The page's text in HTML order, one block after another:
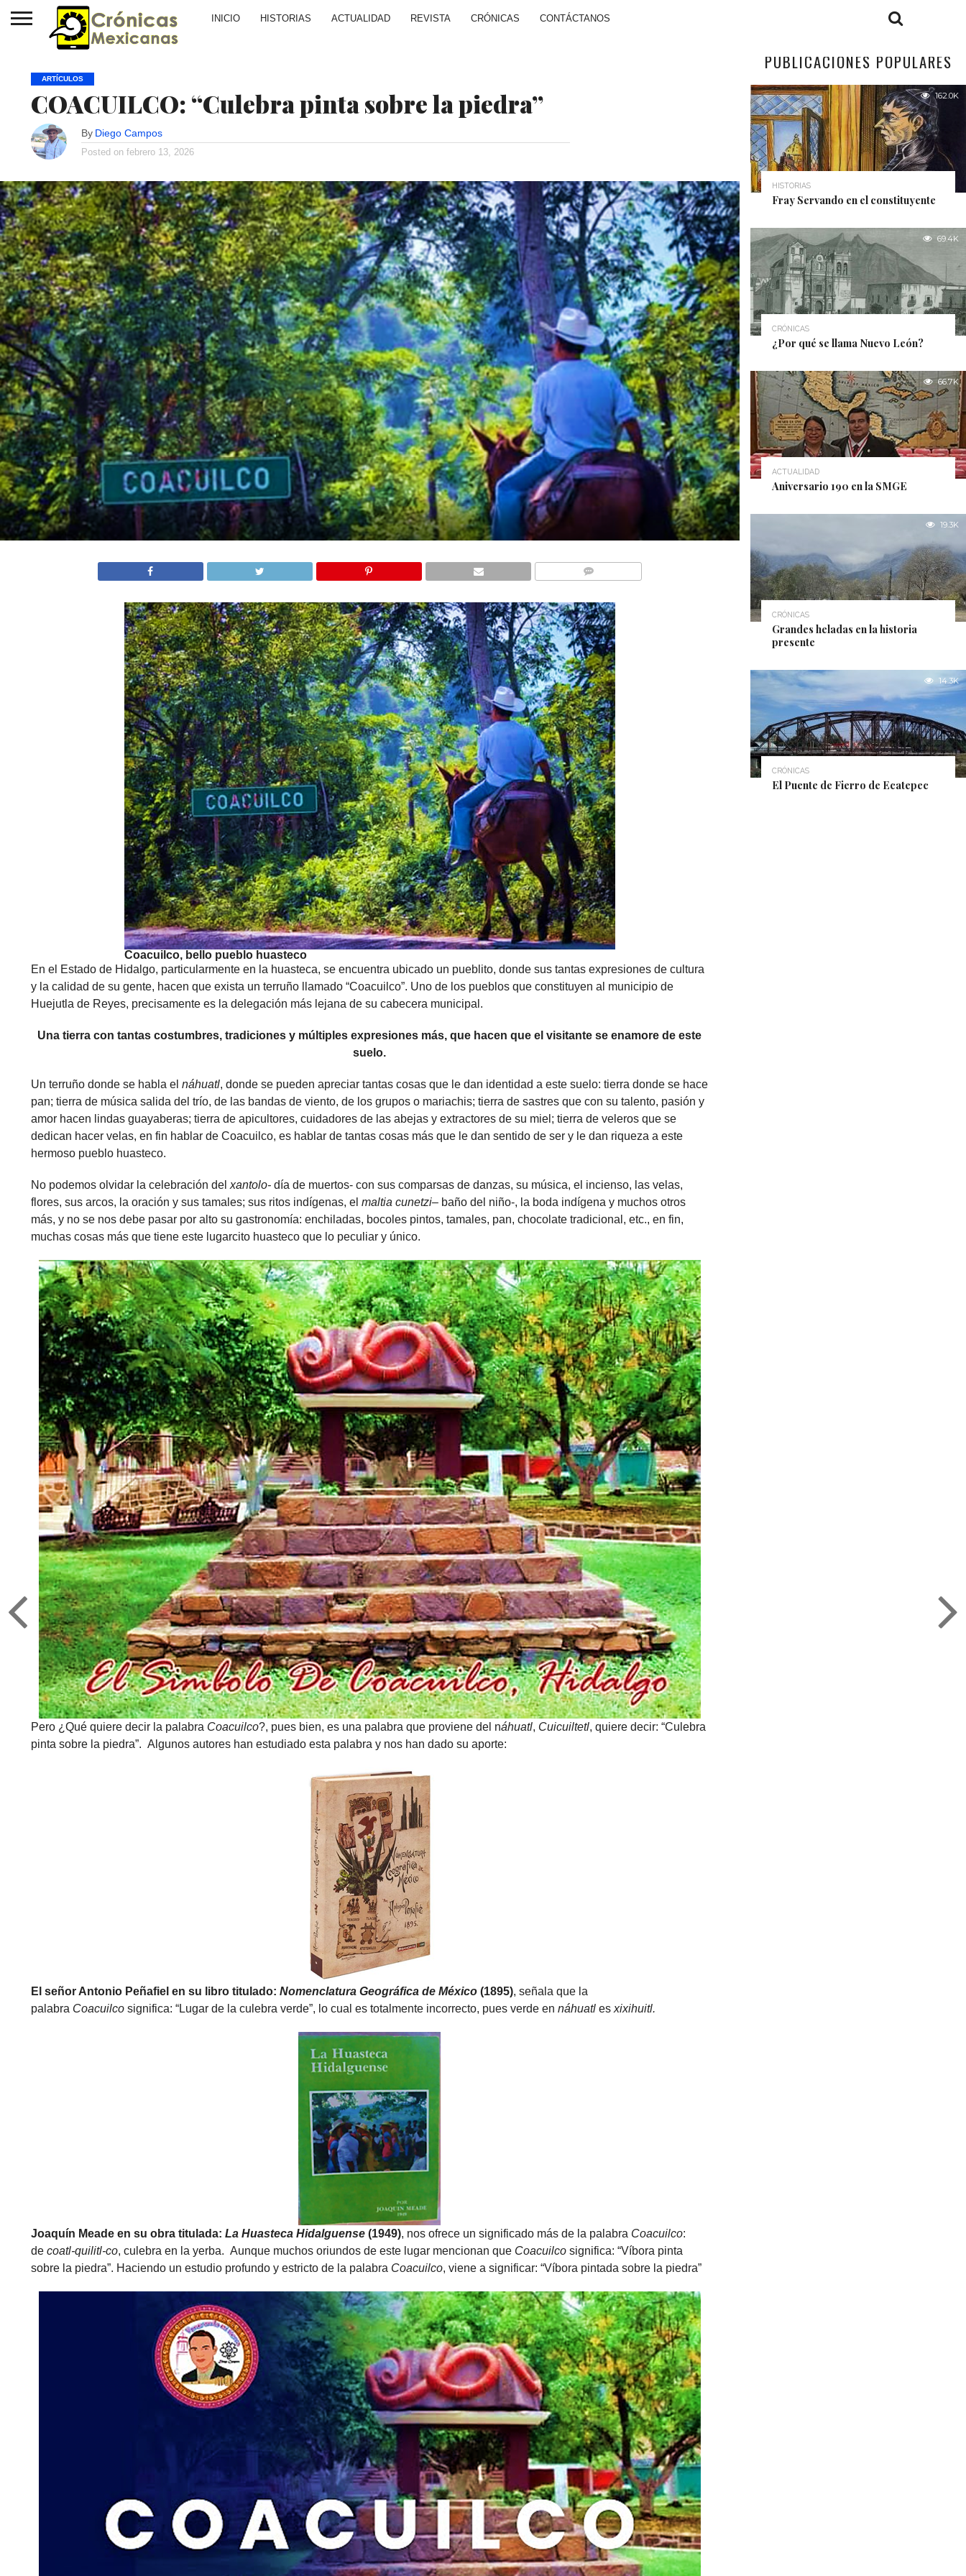
INICIO HISTORIAS ACTUALIDAD REVISTA CRÓNICAS CONTÁCTANOS
ARTÍCULOS
COACUILCO: “Culebra pinta sobre la piedra”
By Diego Campos
Posted on febrero 13, 2026
Coacuilco, bello pueblo huasteco
En el Estado de Hidalgo, particularmente en la huasteca, se encuentra ubicado un pueblito, donde sus tantas expresiones de cultura
y la calidad de su gente, hacen que exista un terruño llamado “Coacuilco”. Uno de los pueblos que constituyen al municipio de
Huejutla de Reyes, precisamente es la delegación más lejana de su cabecera municipal.
Una tierra con tantas costumbres, tradiciones y múltiples expresiones más, que hacen que el visitante se enamore de este
suelo.
Un terruño donde se habla el náhuatl, donde se pueden apreciar tantas cosas que le dan identidad a este suelo: tierra donde se hace
pan; tierra de música salida del trío, de las bandas de viento, de los grupos o mariachis; tierra de sastres que con su talento, pasión y
amor hacen lindas guayaberas; tierra de apicultores, cuidadores de las abejas y extractores de su miel; tierra de veleros que se
dedican hacer velas, en fin hablar de Coacuilco, es hablar de tantas cosas más que le dan sentido de ser y le dan riqueza a este
hermoso pueblo huasteco.
No podemos olvidar la celebración del xantolo- día de muertos- con sus comparsas de danzas, su música, el incienso, las velas,
flores, sus arcos, la oración y sus tamales; sus ritos indígenas, el maltia cunetzi– baño del niño-, la boda indígena y muchos otros
más, y no se nos debe pasar por alto su gastronomía: enchiladas, bocoles pintos, tamales, pan, chocolate tradicional, etc., en fin,
muchas cosas más que tiene este lugarcito huasteco que lo peculiar y único.
Pero ¿Qué quiere decir la palabra Coacuilco?, pues bien, es una palabra que proviene del náhuatl, Cuicuiltetl, quiere decir: “Culebra
pinta sobre la piedra”. Algunos autores han estudiado esta palabra y nos han dado su aporte:
El señor Antonio Peñafiel en su libro titulado: Nomenclatura Geográfica de México(1895), señala que la
palabra Coacuilcosignifica: “Lugar de la culebra verde”, lo cual es totalmente incorrecto, pues verde en náhuatl es xixihuitl.
Joaquín Meade en su obra titulada: La Huasteca Hidalguense(1949), nos ofrece un significado más de la palabra Coacuilco:
de coatl-quilitl-co, culebra en la yerba. Aunque muchos oriundos de este lugar mencionan que Coacuilcosignifica: “Víbora pinta
sobre la piedra”. Haciendo un estudio profundo y estricto de la palabra Coacuilco, viene a significar: “Víbora pintada sobre la piedra”
PUBLICACIONES POPULARES
162.0K
HISTORIAS
Fray Servando en el constituyente
69.4K
CRÓNICAS
¿Por qué se llama Nuevo León?
66.7K
ACTUALIDAD
Aniversario 190 en la SMGE
19.3K
CRÓNICAS
Grandes heladas en la historia
presente
14.3K
CRÓNICAS
El Puente de Fierro de Ecatepec